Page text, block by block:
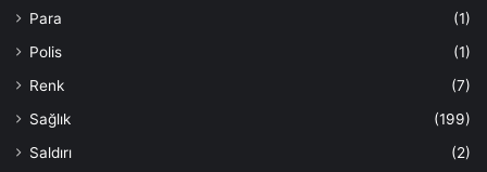
Para
(1)
Polis
(1)
Renk
(7)
Sağlık
(199)
Saldırı
(2)